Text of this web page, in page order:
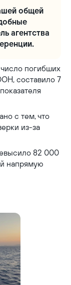
общей
агентства
число погибших
составило 7
с тем, что
из-за
82 000
напрямую